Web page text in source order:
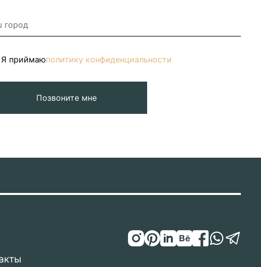
Я приймаюполитику конфиденциальности
Позвоните мне